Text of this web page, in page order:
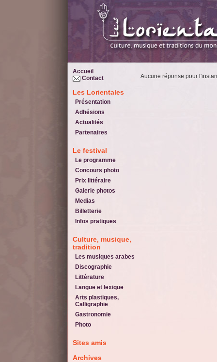
Accueil
Contact
Les Lorientales
Présentation
Adhésions
Actualités
Partenaires
Le festival
Le programme
Concours photo
Prix littéraire
Galerie photos
Medias
Billetterie
Infos pratiques
Culture, musique,
tradition
Les musiques arabes
Discographie
Littérature
Langue et lexique
Arts plastiques,
Calligraphie
Gastronomie
Photo
Sites amis
Archives
Aucune réponse pour